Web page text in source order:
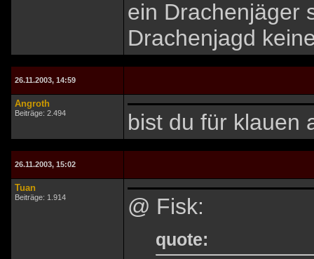
ein Drachenjäger
Drachenjagd
26.11.2003, 14:59
Angroth
Beiträge: 2.494 bist du für klauen
26.11.2003, 15:02
Tuan
Beiträge: 1.914 @ Fisk:
quote: